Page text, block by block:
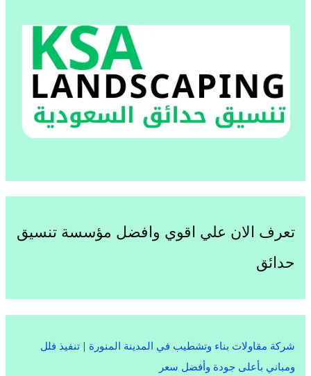
تعرف الان علي اقوي وافضل مؤسسة تنسيق
حدائق
شركة مقاولات بناء وتشطيب في المدينة المنورة | تنفيذ فلل
ومباني بأعلى جودة وأفضل سعر